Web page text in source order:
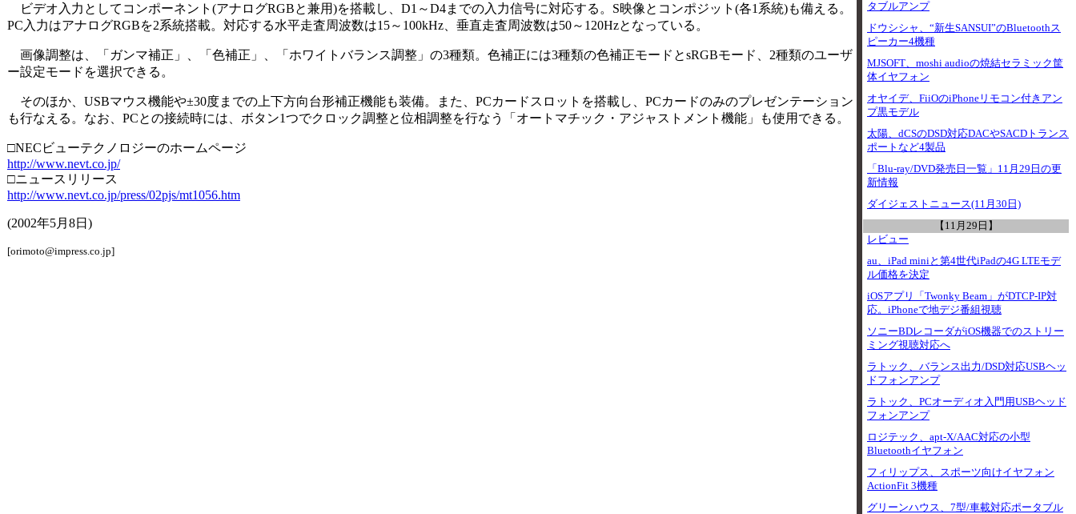
ビデオ入力としてコンポーネント(アナログRGBと兼用)を搭載し、D1～D4までの入力信号に対応する。S映像とコンポジット(各1系統)も備える。
PC入力はアナログRGBを2系統搭載。対応する水平走査周波数は15～100kHz、垂直走査周波数は50～120Hzとなっている。
画像調整は、「ガンマ補正」、「色補正」、「ホワイトバランス調整」の3種類。色補正には3種類の色補正モードとsRGBモード、2種類のユーザ
ー設定モードを選択できる。
そのほか、USBマウス機能や±30度までの上下方向台形補正機能も装備。また、PCカードスロットを搭載し、PCカードのみのプレゼンテーション
も行なえる。なお、PCとの接続時には、ボタン1つでクロック調整と位相調整を行なう「オートマチック・アジャストメント機能」も使用できる。
□NECビューテクノロジーのホームページ
http://www.nevt.co.jp/
□ニュースリリース
http://www.nevt.co.jp/press/02pjs/mt1056.htm
(2002年5月8日)
[orimoto@impress.co.jp]
タブルアンプ
ドウシシャ、“新生SANSUI”のBluetoothス
ピーカー4機種
MJSOFT、moshi audioの焼結セラミック筐
体イヤフォン
オヤイデ、FiiOのiPhoneリモコン付きアン
プ黒モデル
太陽、dCSのDSD対応DACやSACDトランス
ポートなど4製品
「Blu-ray/DVD発売日一覧」11月29日の更
新情報
ダイジェストニュース(11月30日)
【11月29日】
レビュー
au、iPad miniと第4世代iPadの4G LTEモデ
ル価格を決定
iOSアプリ「Twonky Beam」がDTCP-IP対
応。iPhoneで地デジ番組視聴
ソニーBDレコーダがiOS機器でのストリー
ミング視聴対応へ
ラトック、バランス出力/DSD対応USBヘッ
ドフォンアンプ
ラトック、PCオーディオ入門用USBヘッド
フォンアンプ
ロジテック、apt-X/AAC対応の小型
Bluetoothイヤフォン
フィリップス、スポーツ向けイヤフォン
ActionFit 3機種
グリーンハウス、7型/車載対応ポータブル